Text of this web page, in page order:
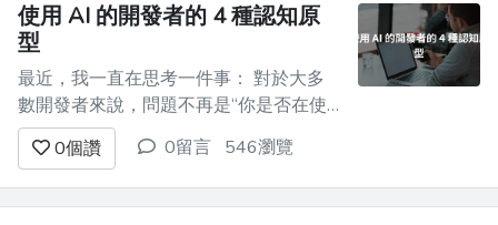
使用 AI 的開發者的 4 種認知原
型
最近，我一直在思考一件事： 對於大多
數開發者來說，問題不再是“你是否在使
用人工智慧？”，而是“你如何以及為什麼
使用人工智慧？”。 我注意到人工智慧工
具正日益融入我的日常工作流程。去年這
個時候，我對人工智慧的使用僅限於整合
0個讚 0留言 546瀏覽